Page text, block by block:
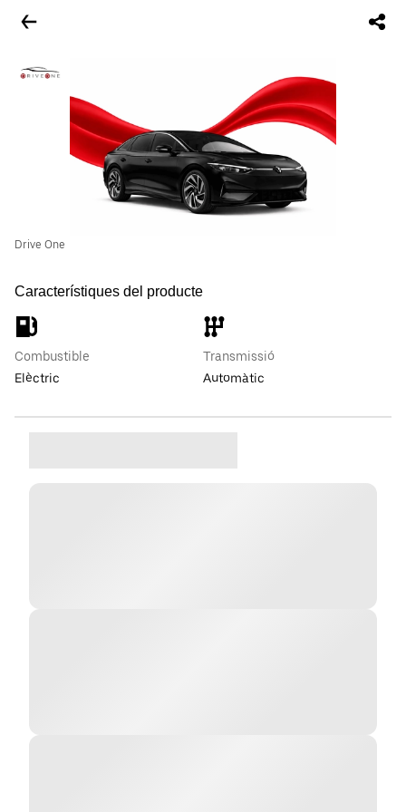
Drive One
Característiques del producte
Combustible
Elèctric
Transmissió
Automàtic